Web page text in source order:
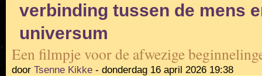
verbinding tussen de mens
universum
Een filmpje voor de afwezige
door Tsenne Kikke - donderdag 16 april 2026 19:38